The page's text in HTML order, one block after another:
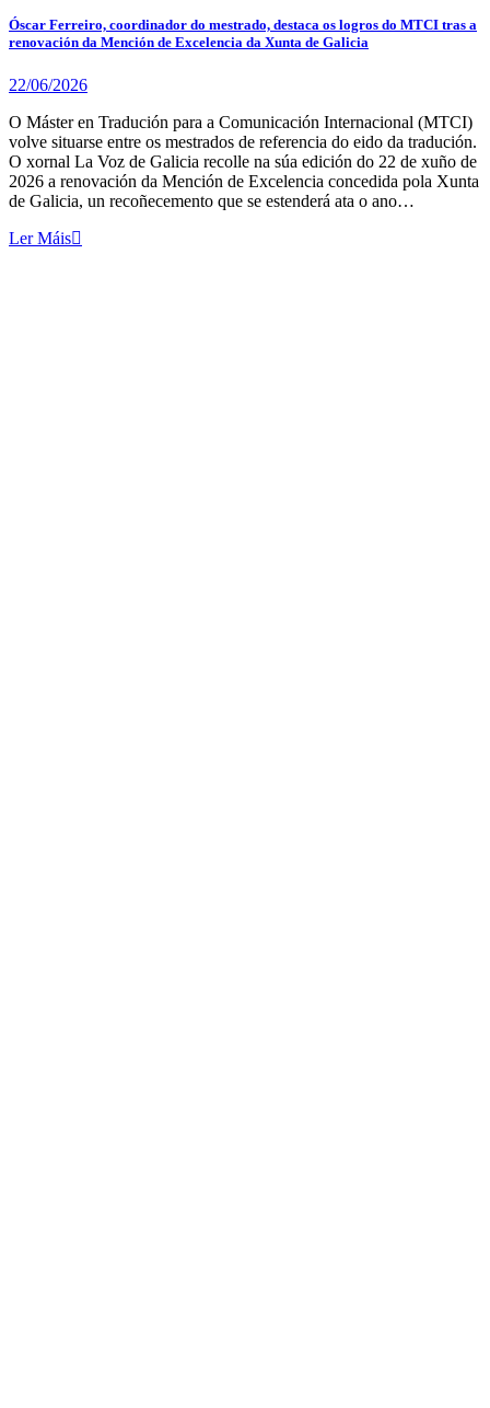
Óscar Ferreiro, coordinador do mestrado, destaca os logros do MTCI tras a
renovación da Mención de Excelencia da Xunta de Galicia
22/06/2026
O Máster en Tradución para a Comunicación Internacional (MTCI)
volve situarse entre os mestrados de referencia do eido da tradución.
O xornal La Voz de Galicia recolle na súa edición do 22 de xuño de
2026 a renovación da Mención de Excelencia concedida pola Xunta
de Galicia, un recoñecemento que se estenderá ata o ano…
Ler Máis